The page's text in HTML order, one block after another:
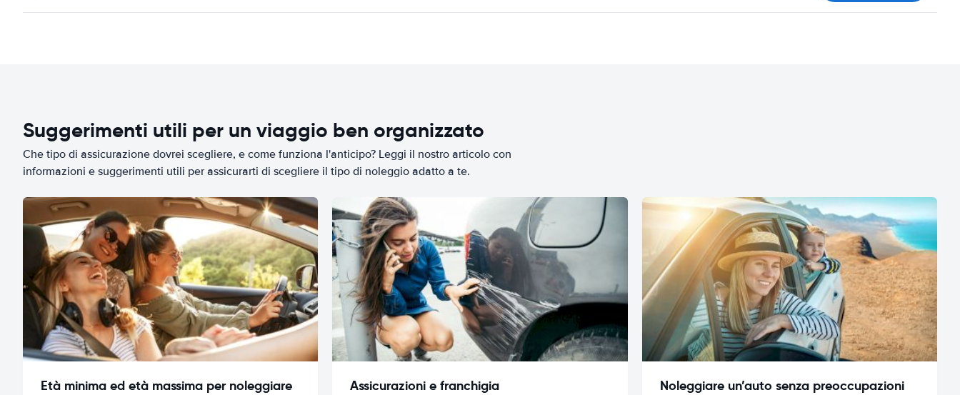
Suggerimenti utili per un viaggio ben organizzato
Che tipo di assicurazione dovrei scegliere, e come funziona l'anticipo? Leggi il nostro articolo con
informazioni e suggerimenti utili per assicurarti di scegliere il tipo di noleggio adatto a te.
Età minima ed età massima per noleggiare
Assicurazioni e franchigia Noleggiare un’auto senza preoccupazioni